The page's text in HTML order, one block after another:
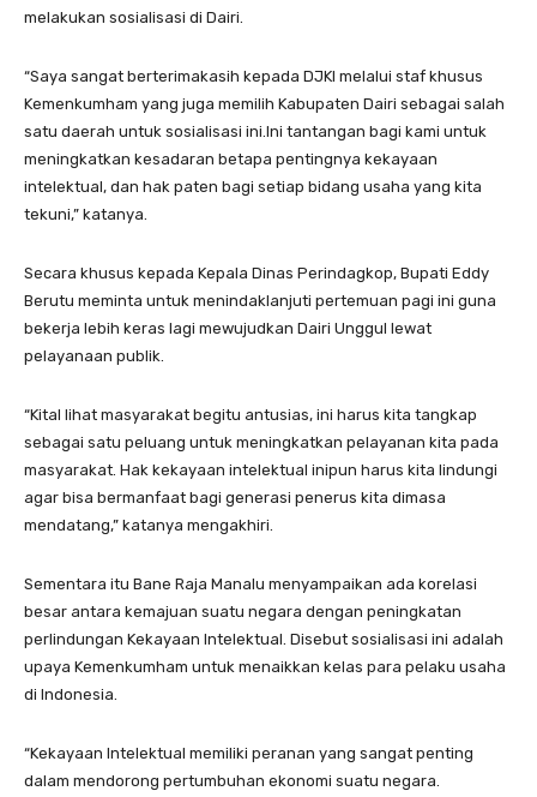
melakukan sosialisasi di Dairi.
“Saya sangat berterimakasih kepada DJKI melalui staf khusus
Kemenkumham yang juga memilih Kabupaten Dairi sebagai salah
satu daerah untuk sosialisasi ini.Ini tantangan bagi kami untuk
meningkatkan kesadaran betapa pentingnya kekayaan
intelektual, dan hak paten bagi setiap bidang usaha yang kita
tekuni,” katanya.
Secara khusus kepada Kepala Dinas Perindagkop, Bupati Eddy
Berutu meminta untuk menindaklanjuti pertemuan pagi ini guna
bekerja lebih keras lagi mewujudkan Dairi Unggul lewat
pelayanaan publik.
“Kital lihat masyarakat begitu antusias, ini harus kita tangkap
sebagai satu peluang untuk meningkatkan pelayanan kita pada
masyarakat. Hak kekayaan intelektual inipun harus kita lindungi
agar bisa bermanfaat bagi generasi penerus kita dimasa
mendatang,” katanya mengakhiri.
Sementara itu Bane Raja Manalu menyampaikan ada korelasi
besar antara kemajuan suatu negara dengan peningkatan
perlindungan Kekayaan Intelektual. Disebut sosialisasi ini adalah
upaya Kemenkumham untuk menaikkan kelas para pelaku usaha
di Indonesia.
“Kekayaan Intelektual memiliki peranan yang sangat penting
dalam mendorong pertumbuhan ekonomi suatu negara.